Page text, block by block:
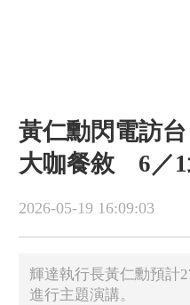
黃仁勳閃電訪
大咖餐敘 6／1
2026-05-19 16:09:03
輝達執行長黃仁勳預計
進行主題演講。